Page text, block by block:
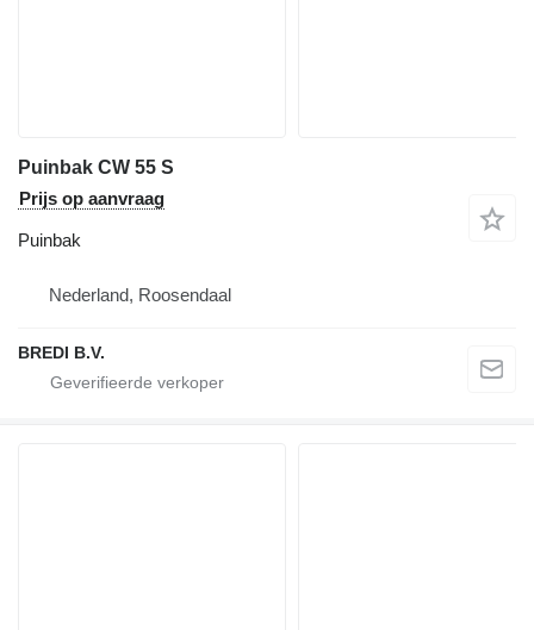
Puinbak CW 55 S
Prijs op aanvraag
Puinbak
Nederland, Roosendaal
BREDI B.V.